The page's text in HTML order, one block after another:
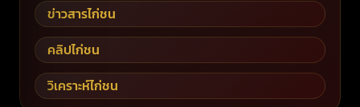
ข่าวสารไก่ชน
คลิปไก่ชน
วิเคราะห์ไก่ชน